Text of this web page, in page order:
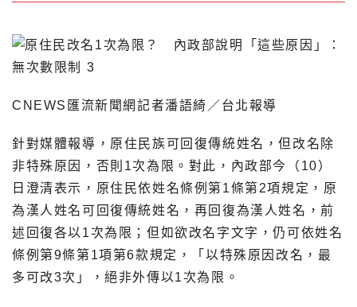
CNEWS匯流新聞網記者潘語綺／台北報導
針對媒體報導，原住民族可回復傳統姓名，但改名除
非特殊原因，否則1次為限。對此，內政部今（10）
日澄清表示，原住民依姓名條例第1條第2項規定，原
為漢人姓名可回復傳統姓名，再回復為漢人姓名，前
述回復各以1次為限；但如欲改名字文字，仍可依姓名
條例第9條第1項第6款規定，「以特殊原因改名，最
多可改3次」，絕非外傳以1次為限。